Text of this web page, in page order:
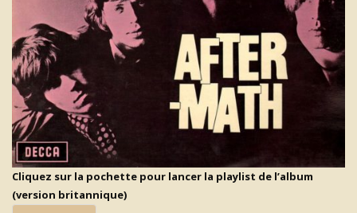
Cliquez sur la pochette pour lancer la playlist de l’album
(version britannique)